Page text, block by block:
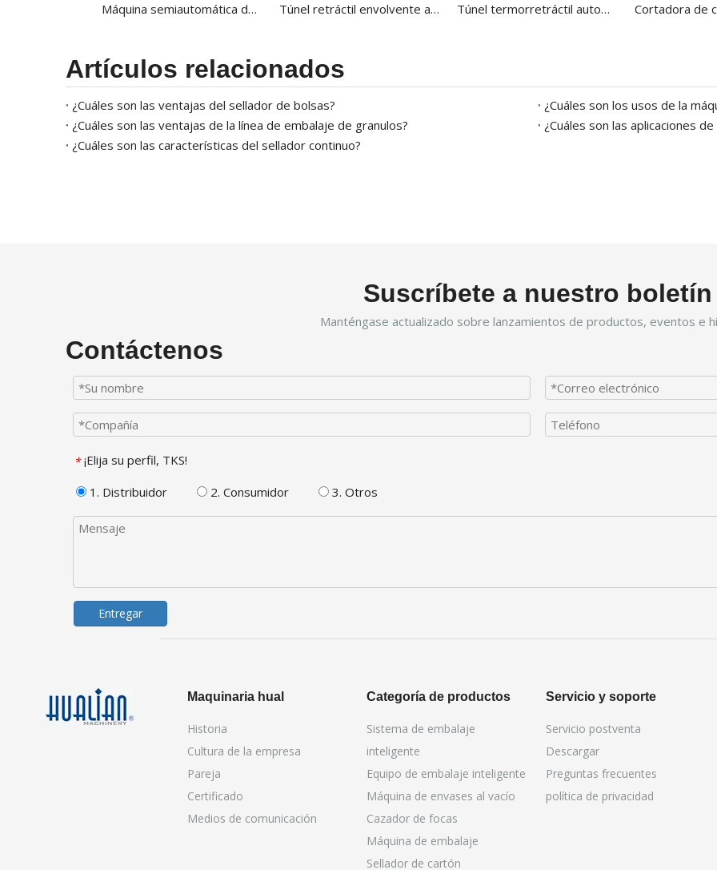
Máquina semiautomática de sellado de mangas para película PE con CE BSF-6540XLT Túnel retráctil envolvente automático con bandeja BS-4525A Túnel termorretráctil automático para botella redonda BS-4535LAG
Artículos relacionados
¿Cuáles son las ventajas del sellador de bolsas?
¿Cuáles son los usos de la
¿Cuáles son las ventajas de la línea de embalaje de granulos?
¿Cuáles son las aplicaciones
¿Cuáles son las características del sellador continuo?
Suscríbete a nuestro boletín
Manténgase actualizado sobre lanzamientos de productos, eventos e
Contáctenos
* ¡Elija su perfil, TKS!
1. Distribuidor
2. Consumidor 3. Otros
Entregar
Maquinaria hual
Historia
Cultura de la empresa
Pareja
Certificado
Medios de comunicación
Categoría de productos
Sistema de embalaje
inteligente
Equipo de embalaje inteligente
Máquina de envases al vacío
Cazador de focas
Máquina de embalaje
Sellador de cartón
Servicio y soporte
Servicio postventa
Descargar
Preguntas frecuentes
política de privacidad